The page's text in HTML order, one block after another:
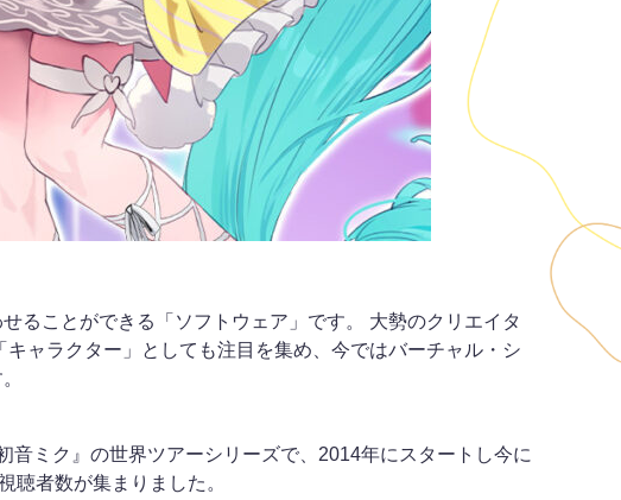
ることができる「ソフトウェア」です。 大勢のクリエイタ
ャラクター」としても注目を集め、今ではバーチャル・シ
音ミク』の世界ツアーシリーズで、2014年にスタートし今に
者数が集まりました。